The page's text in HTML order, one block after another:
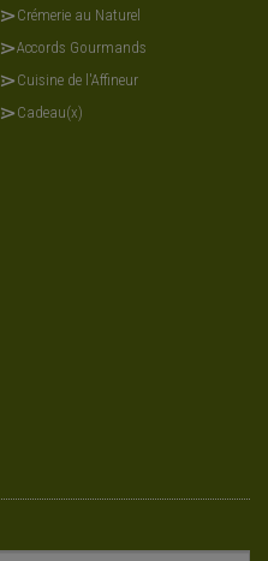
Crémerie au Naturel
Accords Gourmands
Cuisine de l'Affineur
Cadeau(x)